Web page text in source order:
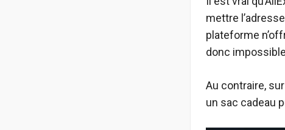
mettre
plateforme
donc
Au contraire,
un sac cadeau